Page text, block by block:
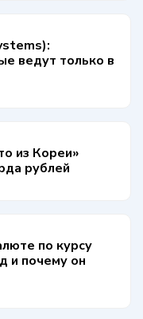
ведут только в
из Кореи»
рублей
по курсу
и почему он